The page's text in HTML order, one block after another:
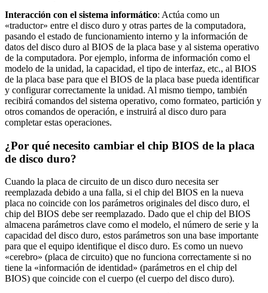
Interacción con el sistema informático: Actúa como un
«traductor» entre el disco duro y otras partes de la computadora,
pasando el estado de funcionamiento interno y la información de
datos del disco duro al BIOS de la placa base y al sistema operativo
de la computadora. Por ejemplo, informa de información como el
modelo de la unidad, la capacidad, el tipo de interfaz, etc., al BIOS
de la placa base para que el BIOS de la placa base pueda identificar
y configurar correctamente la unidad. Al mismo tiempo, también
recibirá comandos del sistema operativo, como formateo, partición y
otros comandos de operación, e instruirá al disco duro para
completar estas operaciones.
¿Por qué necesito cambiar el chip BIOS de la placa
de disco duro?
Cuando la placa de circuito de un disco duro necesita ser
reemplazada debido a una falla, si el chip del BIOS en la nueva
placa no coincide con los parámetros originales del disco duro, el
chip del BIOS debe ser reemplazado. Dado que el chip del BIOS
almacena parámetros clave como el modelo, el número de serie y la
capacidad del disco duro, estos parámetros son una base importante
para que el equipo identifique el disco duro. Es como un nuevo
«cerebro» (placa de circuito) que no funciona correctamente si no
tiene la «información de identidad» (parámetros en el chip del
BIOS) que coincide con el cuerpo (el cuerpo del disco duro).